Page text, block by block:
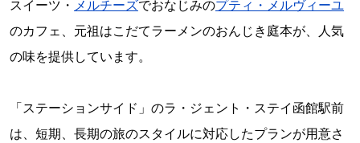
スイーツ・ メルチーズでおなじみのプティ・メルヴィーユ
のカフェ、元祖はこだてラーメンのおんじき庭本が、人気
の味を提供しています。
「ステーションサイド」のラ・ジェント・ステイ函館駅前
は、短期、長期の旅のスタイルに対応したプランが用意さ